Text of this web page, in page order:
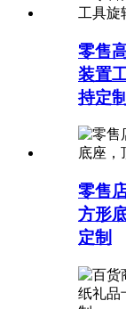
零售
装置
持定制
零售
方形
定制